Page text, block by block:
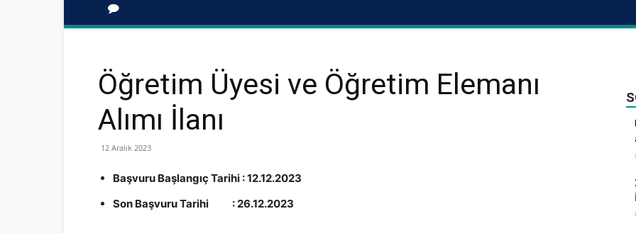
Öğretim Üyesi ve Öğretim Elemanı
Alımı İlanı
12 Aralık 2023
Başvuru Başlangıç Tarihi : 12.12.2023
Son Başvuru Tarihi : 26.12.2023